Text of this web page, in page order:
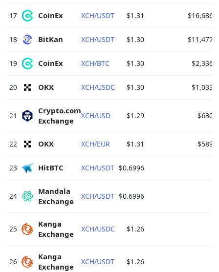
17 CoinEx XCH/USDT $1.31
18 BitKan XCH/USDT $1.30
19 CoinEx XCH/BTC $1.30
20 OKX XCH/USDC $1.30
21
Crypto.com
Exchange
XCH/USD $1.29
22 OKX XCH/EUR $1.31
23 HitBTC XCH/USDT $0.6996
24
Mandala
Exchange
XCH/USDT $0.6996
25
Kanga
Exchange
XCH/USDC $1.26
26
Kanga
Exchange
XCH/USDT $1.26